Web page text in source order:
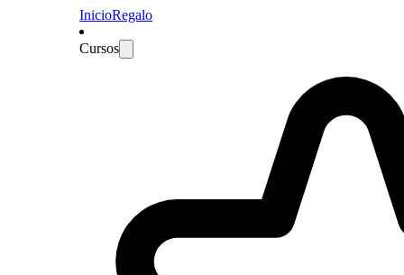
InicioRegalo
Cursos